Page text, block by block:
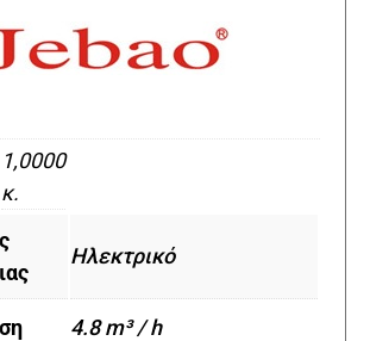
1,0000
κ.
Ηλεκτρικό
4.8 m³ / h